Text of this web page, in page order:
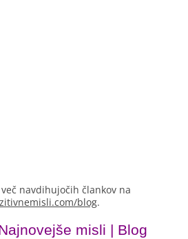
navdihujočih člankov na
blog.
misli | Blog